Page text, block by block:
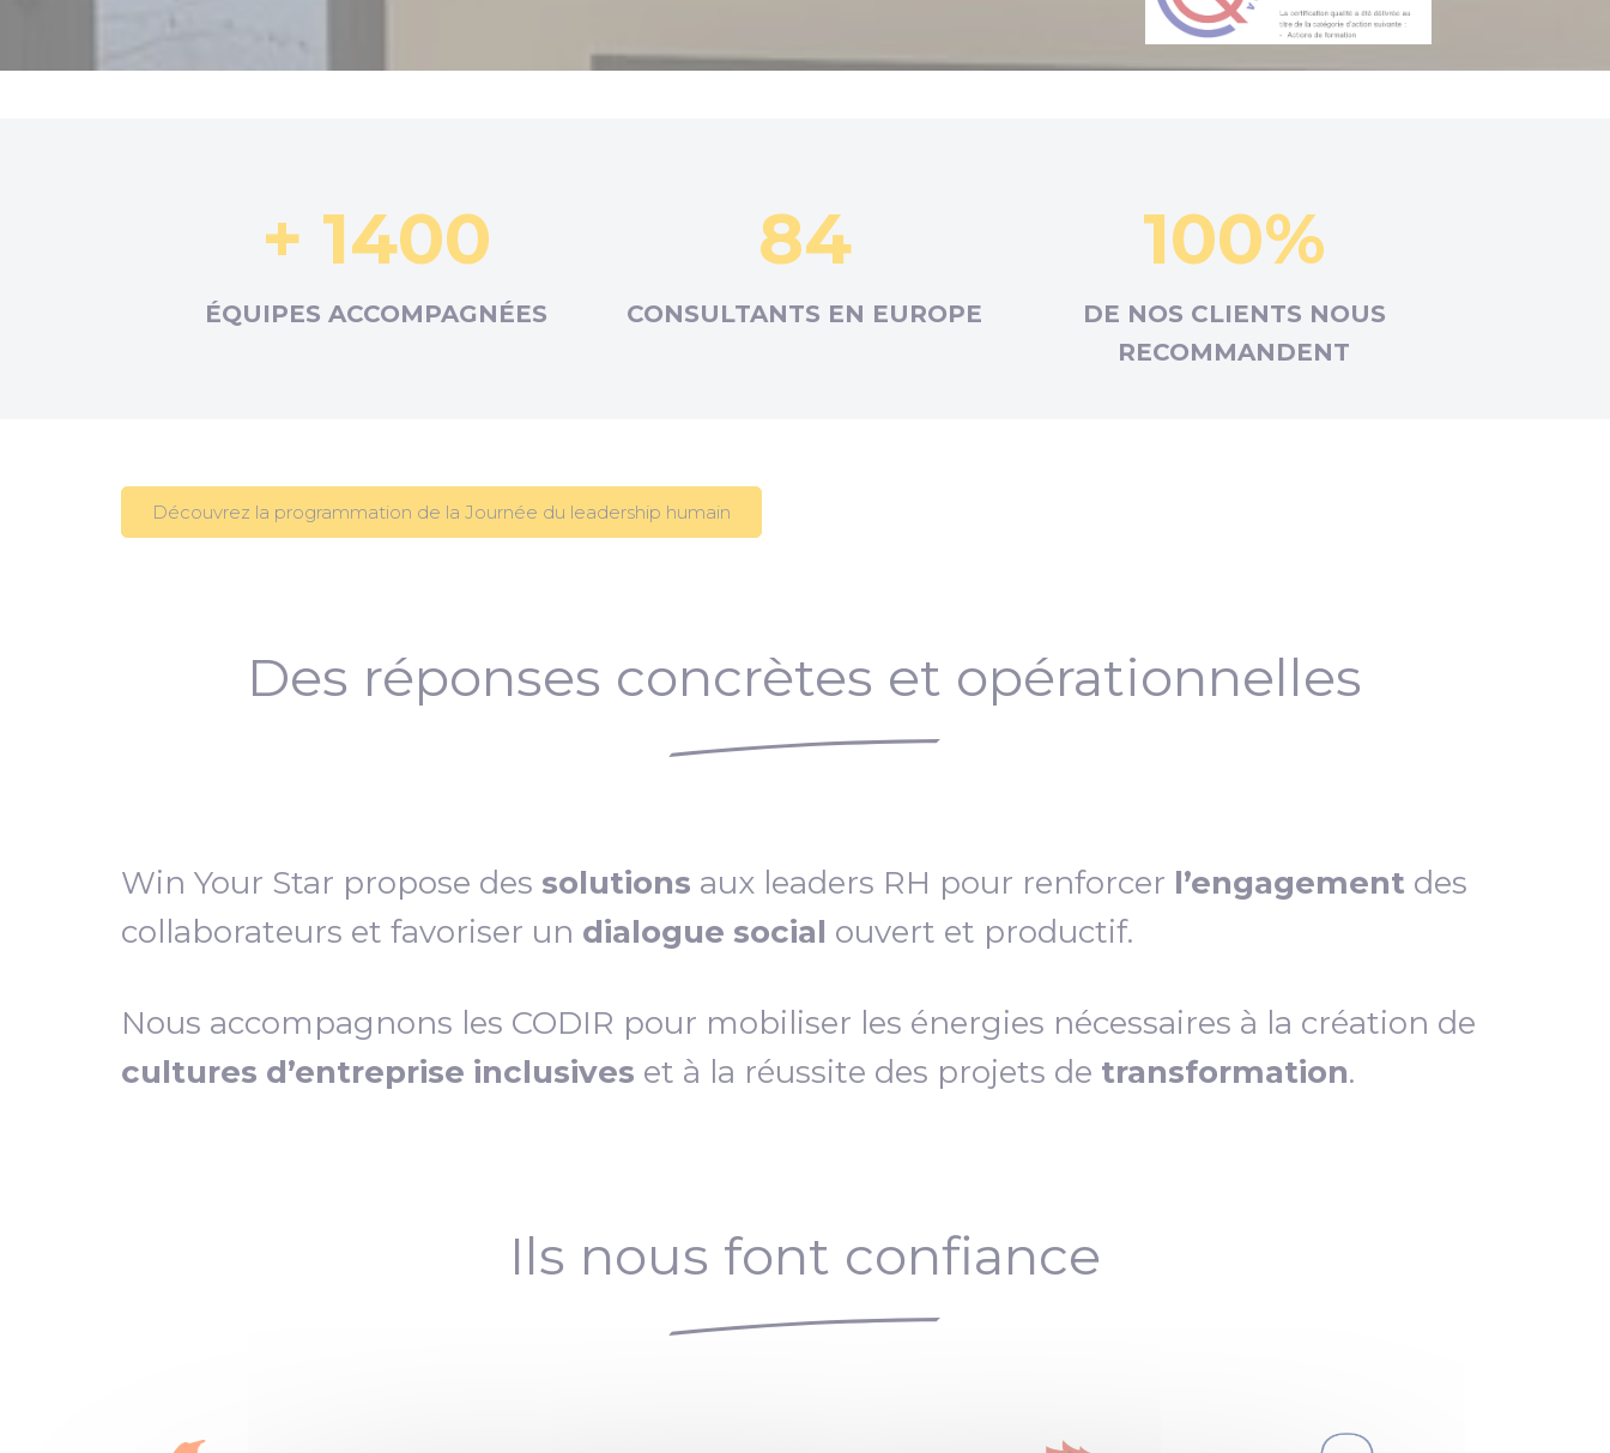
+ 1400
ÉQUIPES ACCOMPAGNÉES
84
CONSULTANTS EN EUROPE
100%
DE NOS CLIENTS NOUS
RECOMMANDENT
Découvrez la programmation de la Journée du leadership humain
Des réponses concrètes et opérationnelles
Win Your Star propose des solutions aux leaders RH pour renforcer l’engagement des
collaborateurs et favoriser un dialogue social ouvert et productif.
Nous accompagnons les CODIR pour mobiliser les énergies nécessaires à la création de
cultures d’entreprise inclusives et à la réussite des projets de transformation.
Ils nous font confiance